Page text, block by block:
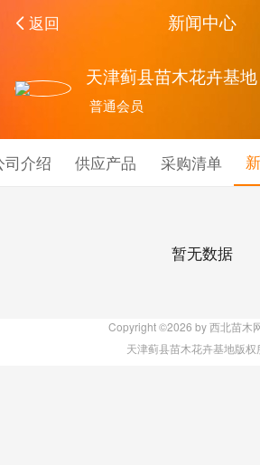
返回 新闻中心
天津蓟县苗木花卉基地
普通会员
司介绍 供应产品 采购清单
暂无数据
Copyright ©2026 by 西北苗木
天津蓟县苗木花卉基地版权